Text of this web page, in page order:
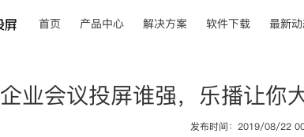
首页 产品中心 解决方案 软件下载 最新
企业会议投屏谁强，乐播让你
发布时间：2019/08/22